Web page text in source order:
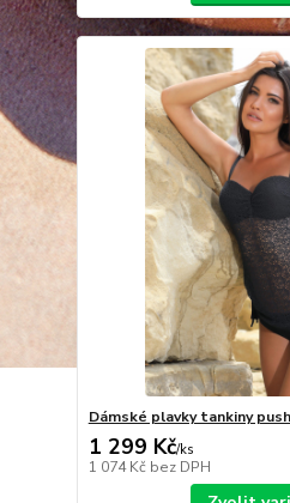
Dámské plavky tankiny
1 299 Kč/ks
1 074 Kč bez DPH